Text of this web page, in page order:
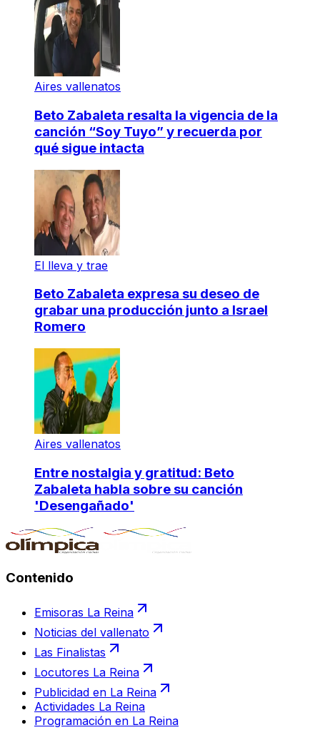
Aires vallenatos
Beto Zabaleta resalta la vigencia de la
canción “Soy Tuyo” y recuerda por
qué sigue intacta
El lleva y trae
Beto Zabaleta expresa su deseo de
grabar una producción junto a Israel
Romero
Aires vallenatos
Entre nostalgia y gratitud: Beto
Zabaleta habla sobre su canción
'Desengañado'
Contenido
Emisoras La Reina
Noticias del vallenato
Las Finalistas
Locutores La Reina
Publicidad en La Reina
Actividades La Reina
Programación en La Reina